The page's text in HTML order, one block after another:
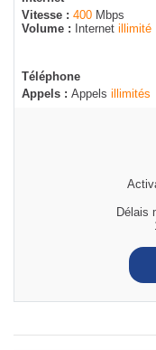
Vitesse : 400 Mbps
Volume :
Internet illimité
Téléphone
Appels : Appels illimités
Délais